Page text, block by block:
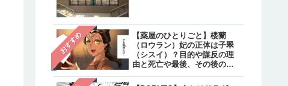
おすすめ
【薬屋のひとりごと】楼蘭
（ロウラン）妃の正体は子翠
（シスイ）？目的や謀反の理
由と死亡や最後、その後の生
注目
【炎炎ノ消防隊】森羅の母
親・万里日下部（マリク
ベ）の正体は？実は生き
て最後はどうなった？
【呪術廻戦】乙骨憂太の